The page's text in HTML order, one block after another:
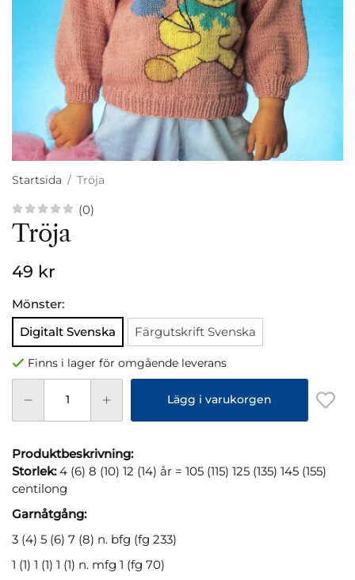
Startsida / Tröja
(0)
Tröja
49 kr
Mönster:
Digitalt Svenska
Färgutskrift Svenska
Finns i lager för omgående leverans
Lägg i varukorgen
Produktbeskrivning:
Storlek:4 (6) 8 (10) 12 (14) år = 105 (115) 125 (135) 145 (155)
centilong
Garnåtgång:
3 (4) 5 (6) 7 (8) n. bfg (fg 233)
1 (1) 1 (1) 1 (1) n. mfg 1 (fg 70)